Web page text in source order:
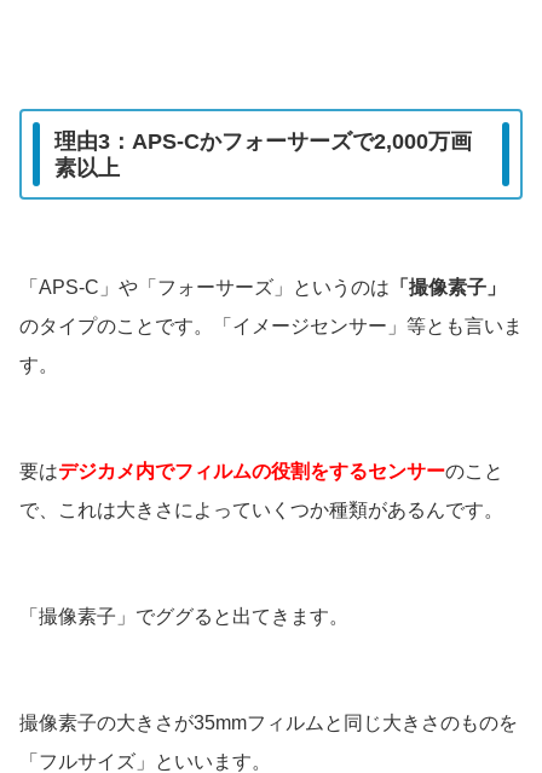
理由3：APS-Cかフォーサーズで2,000万画
素以上
「APS-C」や「フォーサーズ」というのは 「撮像素子」
のタイプのことです。「イメージセンサー」等とも言いま
す。
要はデジカメ内でフィルムの役割をするセンサーのこと
で、これは大きさによっていくつか種類があるんです。
「撮像素子」でググると出てきます。
撮像素子の大きさが35mmフィルムと同じ大きさのものを
「フルサイズ」といいます。